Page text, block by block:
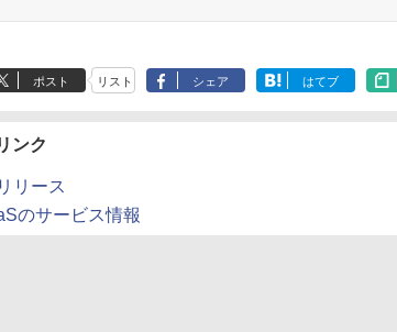
ポスト リスト シェア はてブ
ンク
リース
のサービス情報